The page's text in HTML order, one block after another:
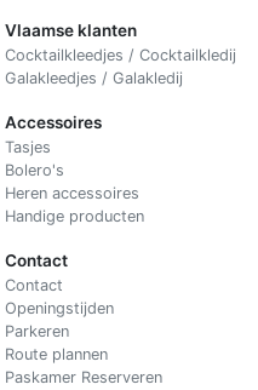
Vlaamse klanten
Cocktailkleedjes / Cocktailkledij
Galakleedjes / Galakledij
Accessoires
Tasjes
Bolero's
Heren accessoires
Handige producten
Contact
Contact
Openingstijden
Parkeren
Route plannen
Paskamer Reserveren